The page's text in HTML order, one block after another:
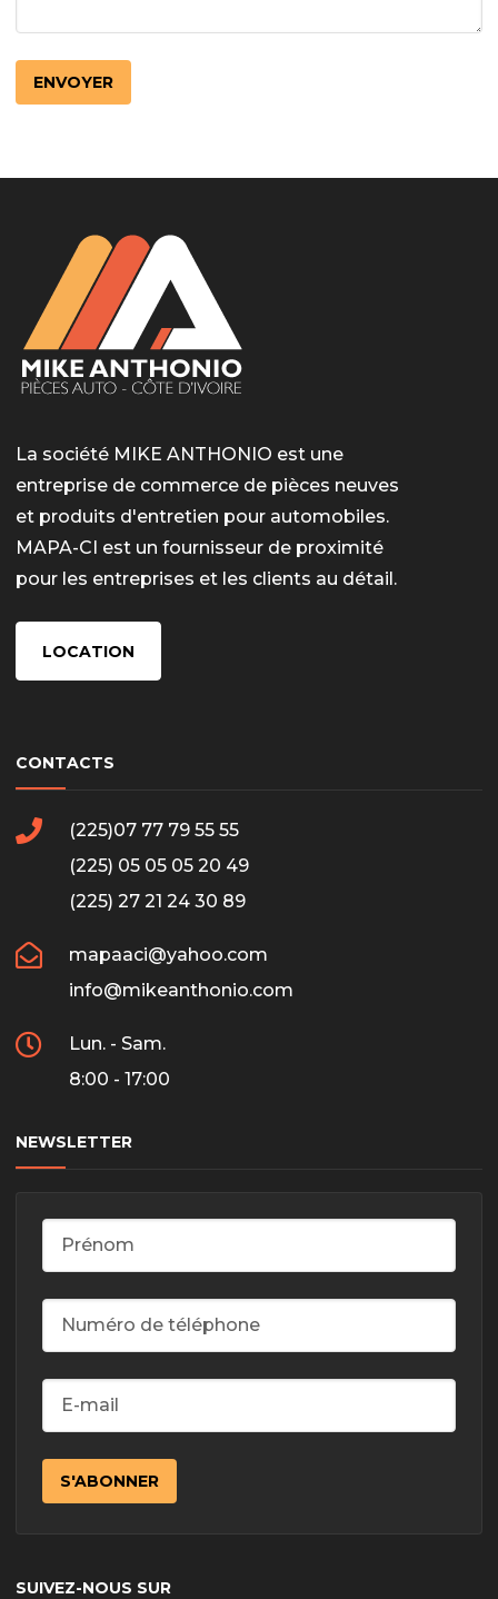
LotoMart
Бай Лото
escort barcelone
https://intimaties.net/es/category/woman-used-
used-panties-es/
eros houston
albanianescort
La société MIKE ANTHONIO est une
entreprise de commerce de pièces neuves
et produits d'entretien pour automobiles.
MAPA-CI est un fournisseur de proximité
pour les entreprises et les clients au détail.
LOCATION
CONTACTS
(225)07 77 79 55 55
(225) 05 05 05 20 49
(225) 27 21 24 30 89
mapaaci@yahoo.com
info@mikeanthonio.com
Lun. - Sam.
8:00 - 17:00
NEWSLETTER
SUIVEZ-NOUS SUR